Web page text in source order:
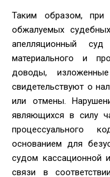
Таким образом, при
обжалуемых
апелляционный
материального и
доводы,
свидетельствуют о
или отмены.
являющихся в силу
процессуального
основанием для
судом кассационной
связи в